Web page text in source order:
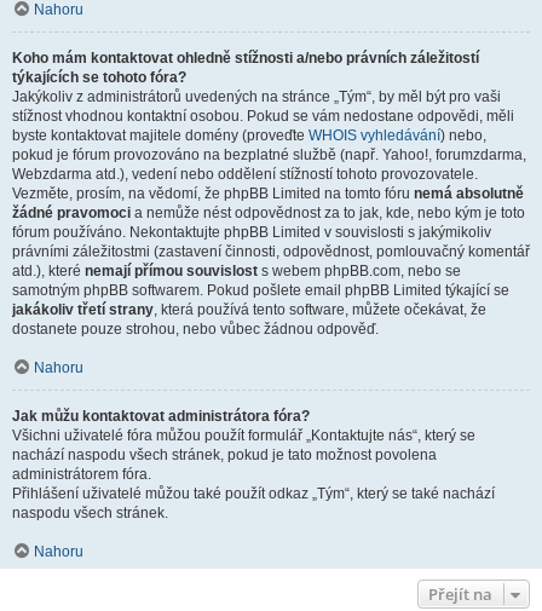
Nahoru
Koho mám kontaktovat ohledně stížnosti a/nebo právních záležitostí
týkajících se tohoto fóra?
Jakýkoliv z administrátorů uvedených na stránce „Tým“, by měl být pro vaši
stížnost vhodnou kontaktní osobou. Pokud se vám nedostane odpovědi, měli
byste kontaktovat majitele domény (proveďte WHOIS vyhledávání) nebo,
pokud je fórum provozováno na bezplatné službě (např. Yahoo!, forumzdarma,
Webzdarma atd.), vedení nebo oddělení stížností tohoto provozovatele.
Vezměte, prosím, na vědomí, že phpBB Limited na tomto fóru nemá absolutně
žádné pravomoci a nemůže nést odpovědnost za to jak, kde, nebo kým je toto
fórum používáno. Nekontaktujte phpBB Limited v souvislosti s jakýmikoliv
právními záležitostmi (zastavení činnosti, odpovědnost, pomlouvačný komentář
atd.), které nemají přímou souvislost s webem phpBB.com, nebo se
samotným phpBB softwarem. Pokud pošlete email phpBB Limited týkající se
jakákoliv třetí strany, která používá tento software, můžete očekávat, že
dostanete pouze strohou, nebo vůbec žádnou odpověď.
Nahoru
Jak můžu kontaktovat administrátora fóra?
Všichni uživatelé fóra můžou použít formulář „Kontaktujte nás“, který se
nachází naspodu všech stránek, pokud je tato možnost povolena
administrátorem fóra.
Přihlášení uživatelé můžou také použít odkaz „Tým“, který se také nachází
naspodu všech stránek.
Nahoru
Přejít na